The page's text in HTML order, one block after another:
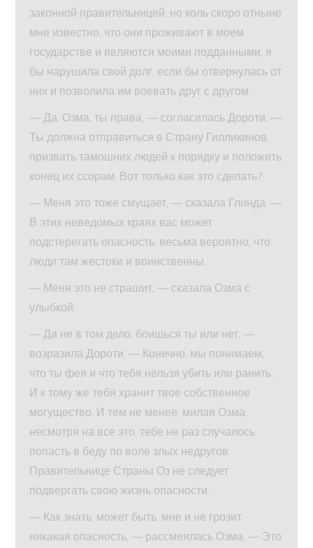
законной правительницей, но коль скоро отныне
мне известно, что они проживают в моем
государстве и являются моими подданными, я
бы нарушила свой долг, если бы отвернулась от
них и позволила им воевать друг с другом.
— Да, Озма, ты права, — согласилась Дороти. —
Ты должна отправиться в Страну Гилликинов,
призвать тамошних людей к порядку и положить
конец их ссорам. Вот только как это сделать?
— Меня это тоже смущает, — сказала Глинда. —
В этих неведомых краях вас может
подстерегать опасность, весьма вероятно, что
люди там жестоки и воинственны.
— Меня это не страшит, — сказала Озма с
улыбкой.
— Да не в том дело, боишься ты или нет, —
возразила Дороти. — Конечно, мы понимаем,
что ты фея и что тебя нельзя убить или ранить.
И к тому же тебя хранит твое собственное
могущество. И тем не менее, милая Озма,
несмотря на все это, тебе не раз случалось
попасть в беду по воле злых недругов.
Правительнице Страны Оз не следует
подвергать свою жизнь опасности.
— Как знать, может быть, мне и не грозит
никакая опасность, — рассмеялась Озма. — Это